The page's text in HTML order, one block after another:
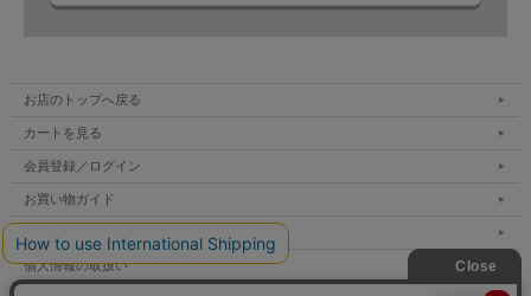
お店のトップへ戻る
カートを見る
会員登録／ログイン
お買い物ガイド
個人情報の取扱い